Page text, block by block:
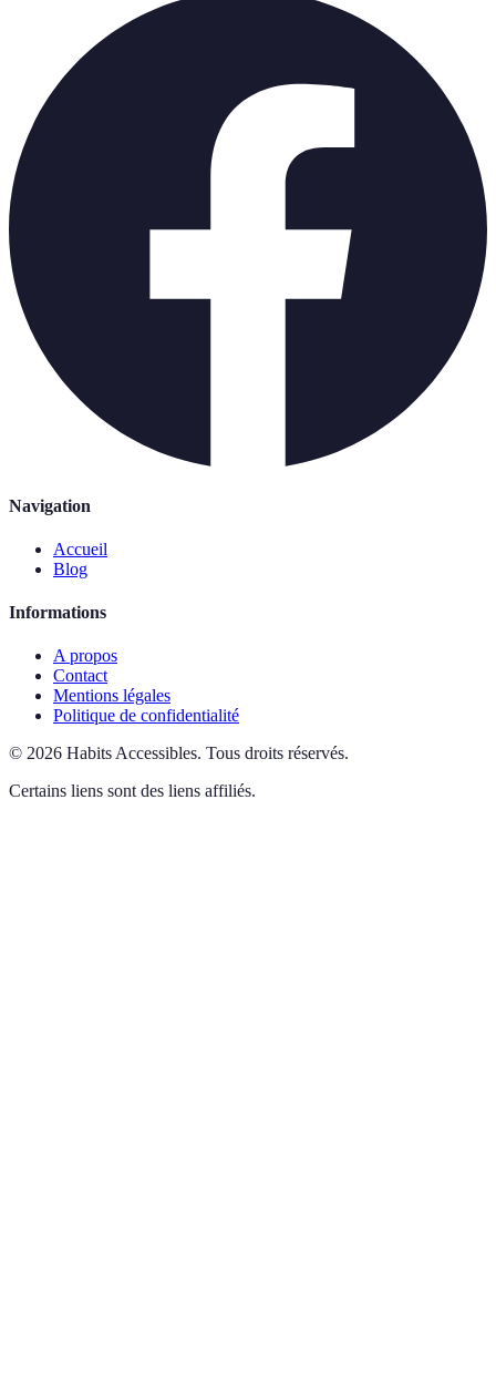
Navigation
Accueil
Blog
Informations
A propos
Contact
Mentions légales
Politique de confidentialité
© 2026 Habits Accessibles. Tous droits réservés.
Certains liens sont des liens affiliés.